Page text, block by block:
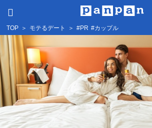
TOP ＞ モテるデート ＞ #PR #カップル